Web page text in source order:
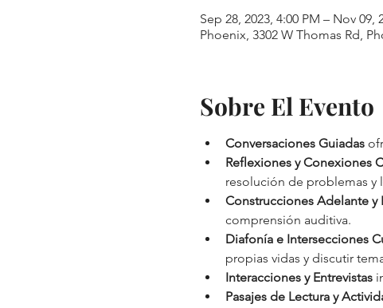
Sep 28, 2023, 4:00 PM – Nov 09,
Phoenix, 3302 W Thomas Rd,
Sobre El Evento
Conversaciones Guiadas
Reflexiones y Conexiones
resolución de problemas y
Construcciones Adelante y
comprensión auditiva.
Diafonía e Intersecciones
propias vidas y discutir
Interacciones y Entrevistas
Pasajes de Lectura y